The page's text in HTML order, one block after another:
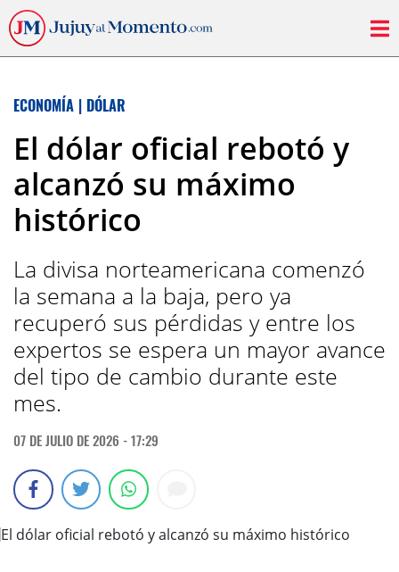
ECONOMÍA | DÓLAR
El dólar oficial rebotó y
alcanzó su máximo
histórico
La divisa norteamericana comenzó
la semana a la baja, pero ya
recuperó sus pérdidas y entre los
expertos se espera un mayor avance
del tipo de cambio durante este
mes.
07 DE JULIO DE 2026 - 17:29